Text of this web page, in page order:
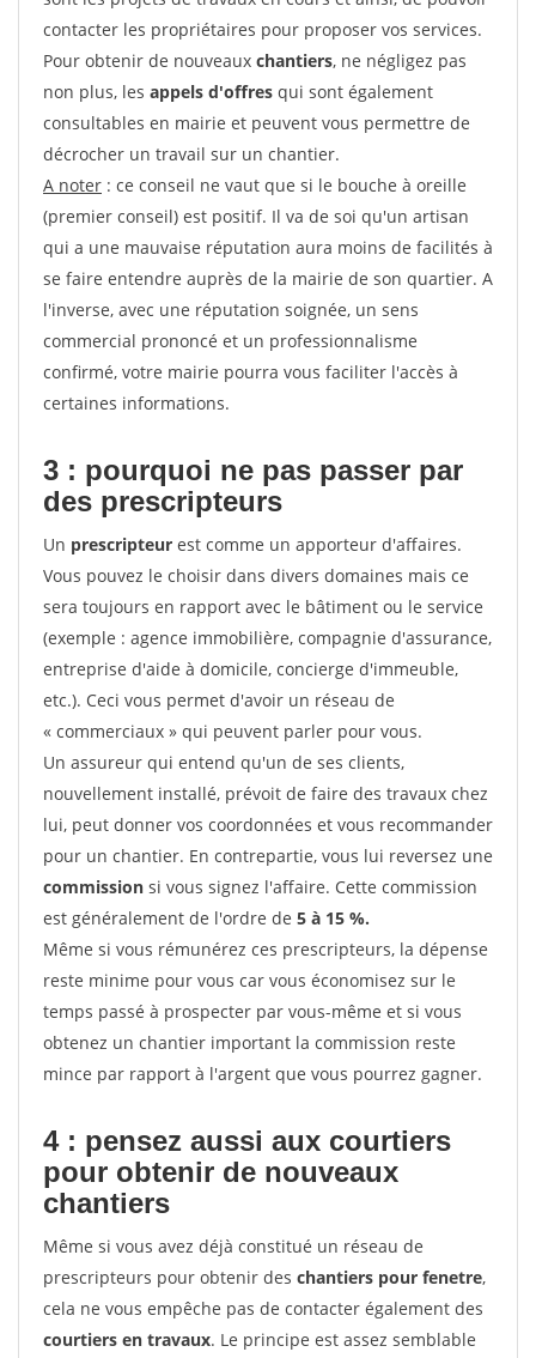
contacter les propriétaires pour proposer vos services.
Pour obtenir de nouveaux chantiers, ne négligez pas
non plus, les appels d'offres qui sont également
consultables en mairie et peuvent vous permettre de
décrocher un travail sur un chantier.
A noter : ce conseil ne vaut que si le bouche à oreille
(premier conseil) est positif. Il va de soi qu'un artisan
qui a une mauvaise réputation aura moins de facilités à
se faire entendre auprès de la mairie de son quartier. A
l'inverse, avec une réputation soignée, un sens
commercial prononcé et un professionnalisme
confirmé, votre mairie pourra vous faciliter l'accès à
certaines informations.
3 : pourquoi ne pas passer par
des prescripteurs
Un prescripteur est comme un apporteur d'affaires.
Vous pouvez le choisir dans divers domaines mais ce
sera toujours en rapport avec le bâtiment ou le service
(exemple : agence immobilière, compagnie d'assurance,
entreprise d'aide à domicile, concierge d'immeuble,
etc.). Ceci vous permet d'avoir un réseau de
« commerciaux » qui peuvent parler pour vous.
Un assureur qui entend qu'un de ses clients,
nouvellement installé, prévoit de faire des travaux chez
lui, peut donner vos coordonnées et vous recommander
pour un chantier. En contrepartie, vous lui reversez une
commission si vous signez l'affaire. Cette commission
est généralement de l'ordre de 5 à 15 %.
Même si vous rémunérez ces prescripteurs, la dépense
reste minime pour vous car vous économisez sur le
temps passé à prospecter par vous-même et si vous
obtenez un chantier important la commission reste
mince par rapport à l'argent que vous pourrez gagner.
4 : pensez aussi aux courtiers
pour obtenir de nouveaux
chantiers
Même si vous avez déjà constitué un réseau de
prescripteurs pour obtenir des chantiers pour fenetre,
cela ne vous empêche pas de contacter également des
courtiers en travaux. Le principe est assez semblable